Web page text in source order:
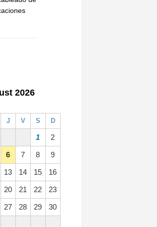
2026
J V S D
1 2
6 7 8 9
13 14 15 16
20 21 22 23
27 28 29 30